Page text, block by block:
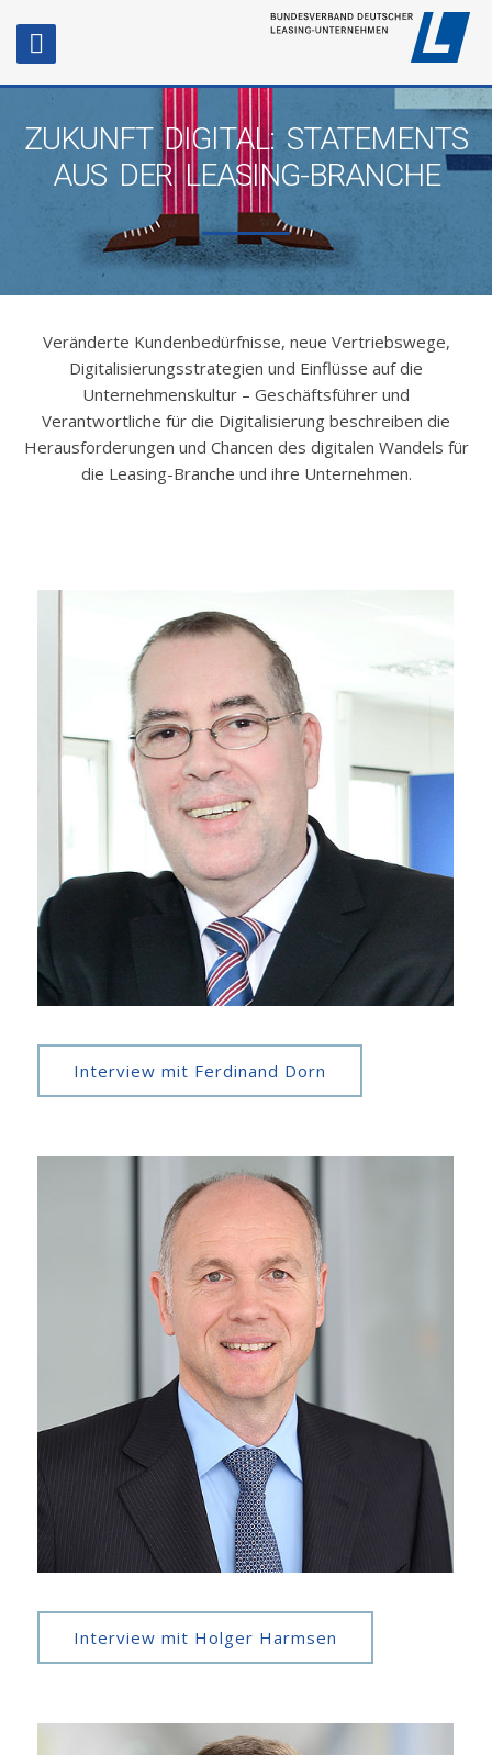
ZUKUNFT DIGITAL: STATEMENTS
AUS DER LEASING-BRANCHE
Veränderte Kundenbedürfnisse, neue Vertriebswege,
Digitalisierungsstrategien und Einflüsse auf die
Unternehmenskultur – Geschäftsführer und
Verantwortliche für die Digitalisierung beschreiben die
Herausforderungen und Chancen des digitalen Wandels für
die Leasing-Branche und ihre Unternehmen.
Interview mit Ferdinand Dorn
Interview mit Holger Harmsen